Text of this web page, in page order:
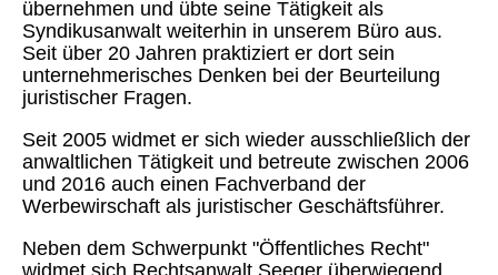
übernehmen und übte seine Tätigkeit als
Syndikusanwalt weiterhin in unserem Büro aus.
Seit über 20 Jahren praktiziert er dort sein
unternehmerisches Denken bei der Beurteilung
juristischer Fragen.
Seit 2005 widmet er sich wieder ausschließlich der
anwaltlichen Tätigkeit und betreute zwischen 2006
und 2016 auch einen Fachverband der
Werbewirschaft als juristischer Geschäftsführer.
Neben dem Schwerpunkt "Öffentliches Recht"